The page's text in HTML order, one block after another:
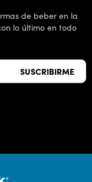
de beber en la
lo último en todo
SUSCRIBIRME